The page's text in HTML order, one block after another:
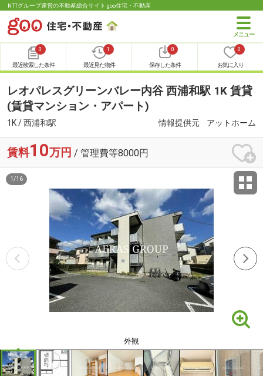
NTTグループ運営の不動産総合サイト goo住宅・不動産
0
最近検索した条件
1
最近見た物件
0
保存した条件
0
お気に入り
レオパレスグリーンバレー内谷 西浦和駅 1K 賃貸
(賃貸マンション・アパート)
1K / 西浦和駅 情報提供元 アットホーム
賃料10万円 / 管理費等8000円
外観
1 /16